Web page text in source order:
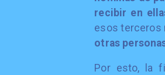
recibir en
esos terceros
otras
Por esto, la